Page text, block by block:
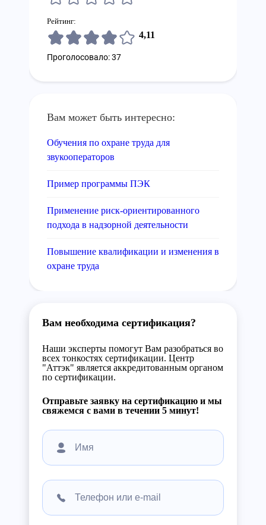
Рейтинг:
4,11
Проголосовало: 37
Вам может быть интересно:
Обучения по охране труда для
звукооператоров
Пример программы ПЭК
Применение риск-ориентированного
подхода в надзорной деятельности
Повышение квалификации и изменения в
охране труда
Вам необходима сертификация?
Наши эксперты помогут Вам разобраться во
всех тонкостях сертификации. Центр
"Аттэк" является аккредитованным органом
по сертификации.
Отправьте заявку на сертификацию и мы
свяжемся с вами в течении 5 минут!